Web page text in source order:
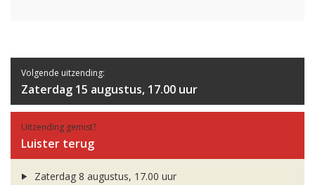
Volgende uitzending:
Zaterdag 15 augustus, 17.00 uur
Uitzending gemist?
Luister terug
Zaterdag 8 augustus, 17.00 uur